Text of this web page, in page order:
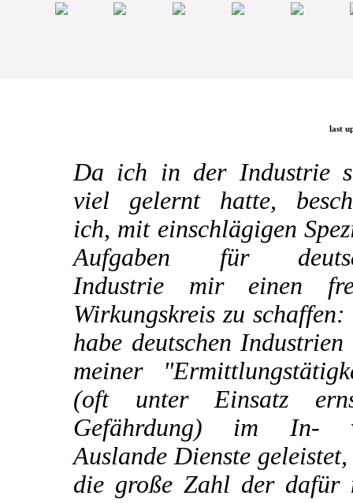
last
Da ich in der Industrie
viel gelernt hatte,
ich, mit einschlägigen
Aufgaben für
Industrie mir einen
Wirkungskreis zu
habe deutschen
meiner
(oft unter Einsatz
Gefährdung) im In-
Auslande Dienste
die große Zahl der dafür